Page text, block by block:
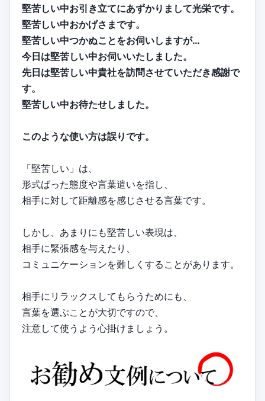
堅苦しい中お引き立てにあずかりまして光栄です。
堅苦しい中おかげさまです。
堅苦しい中つかぬことをお伺いしますが…
今日は堅苦しい中お伺いいたしました。
先日は堅苦しい中貴社を訪問させていただき感謝で
す。
堅苦しい中お待たせしました。
このような使い方は誤りです。
「堅苦しい」は、
形式ばった態度や言葉遣いを指し、
相手に対して距離感を感じさせる言葉です。
しかし、あまりにも堅苦しい表現は、
相手に緊張感を与えたり、
コミュニケーションを難しくすることがあります。
相手にリラックスしてもらうためにも、
言葉を選ぶことが大切ですので、
注意して使うよう心掛けましょう。